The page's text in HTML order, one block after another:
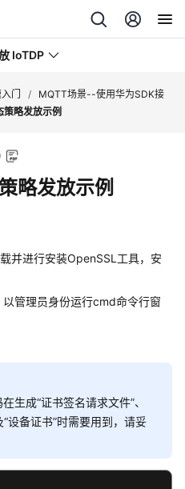
IoTDP
门 /
MQTT场景--使用华为SDK接
略发放示例
略发放示例
并进行安装OpenSSL工具，安
管理员身份运行cmd命令行窗
生成“证书签名请求文件”、
“设备证书”时需要用到，请妥